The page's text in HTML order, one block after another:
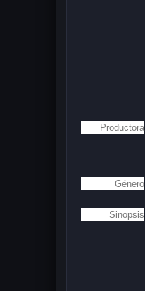
Productora
Género
Sinopsis